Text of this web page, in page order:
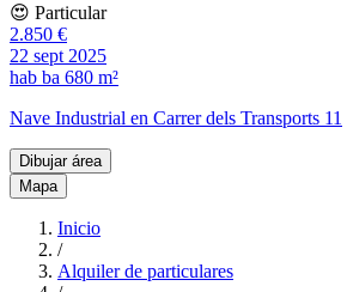
😍 Particular
2.850 €
22 sept 2025
hab ba 680 m²
Nave Industrial en Carrer dels Transports 11
Dibujar área
Mapa
Inicio
/
Alquiler de particulares